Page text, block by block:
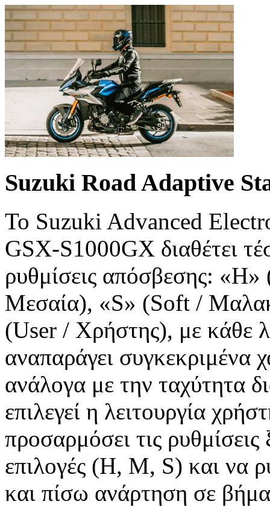
Suzuki Road Adaptive
To Suzuki Advanced
GSX-S1000GX διαθέτει
ρυθμίσεις απόσβεσης:
Μεσαία), «S» (Soft /
(User / Χρήστης), με κάθε
αναπαράγει συγκεκριμένα
ανάλογα με την ταχύτητα
επιλεγεί η λειτουργία
προσαρμόσει τις
επιλογές (H, M, S) και να
και πίσω ανάρτηση σε